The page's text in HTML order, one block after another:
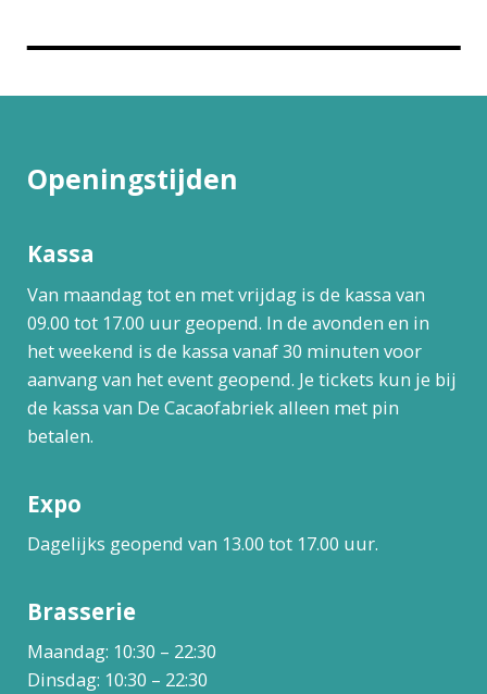
Openingstijden
Kassa
Van maandag tot en met vrijdag is de kassa van
09.00 tot 17.00 uur geopend. In de avonden en in
het weekend is de kassa vanaf 30 minuten voor
aanvang van het event geopend. Je tickets kun je bij
de kassa van De Cacaofabriek alleen met pin
betalen.
Expo
Dagelijks geopend van 13.00 tot 17.00 uur.
Brasserie
Maandag: 10:30 – 22:30
Dinsdag: 10:30 – 22:30